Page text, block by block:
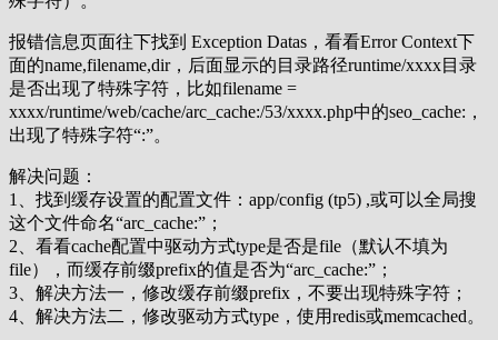
报错信息页面往下找到 Exception Datas，看看Error Context下
面的name,filename,dir，后面显示的目录路径runtime/xxxx目录
是否出现了特殊字符，比如filename =
xxxx/runtime/web/cache/arc_cache:/53/xxxx.php中的seo_cache:，
出现了特殊字符“:”。
解决问题：
1、找到缓存设置的配置文件：app/config (tp5) ,或可以全局搜
这个文件命名“arc_cache:”；
2、看看cache配置中驱动方式type是否是file（默认不填为
file），而缓存前缀prefix的值是否为“arc_cache:”；
3、解决方法一，修改缓存前缀prefix，不要出现特殊字符；
4、解决方法二，修改驱动方式type，使用redis或memcached。